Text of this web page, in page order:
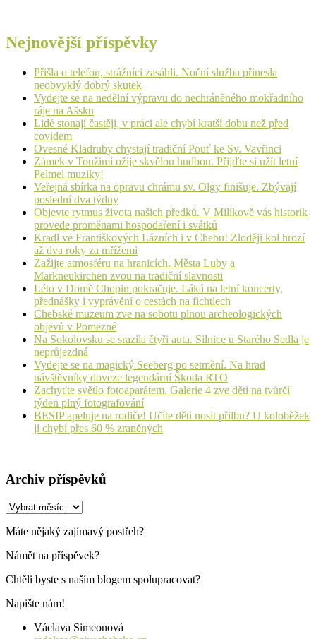
Nejnovější příspěvky
Přišla o telefon, strážníci zasáhli. Noční služba přinesla
neobvyklý dobrý skutek
Vydejte se na nedělní výpravu do nechráněného mokřadního
ráje na Ašsku
Lidé stonají častěji, v práci ale chybí kratší dobu než před
covidem
Ovesné Kladruby chystají tradiční Pouť ke Sv. Vavřinci
Zámek v Toužimi ožije skvělou hudbou. Přijďte si užít letní
Pelmel muziky!
Veřejná sbírka na opravu chrámu sv. Olgy finišuje. Zbývají
poslední dva týdny
Objevte rytmus života našich předků. V Milíkově vás historik
provede proměnami hospodaření i svátků
Kradl ve Františkových Lázních i v Chebu! Zloději kol hrozí
až dva roky za mřížemi
Zažijte atmosféru na hranicích. Města Luby a
Markneukirchen zvou na tradiční slavnosti
Léto v Domě Chopin pokračuje. Láká na letní koncerty,
přednášky i vyprávění o cestách na fichtlech
Chebské muzeum zve na sobotu plnou archeologických
objevů v Pomezné
Na Sokolovsku se srazila čtyři auta. Silnice u Starého Sedla je
neprůjezdná
Vydejte se na magický Seeberg po setmění. Na hrad
návštěvníky doveze legendární Škoda RTO
Zachyťte světlo fotoaparátem. Galerie 4 zve děti na tvůrčí
týden plný fotografování
BESIP apeluje na rodiče! Učíte děti nosit přilbu? U koloběžek
jí chybí přes 60 % zraněných
Archiv příspěvků
Archiv
Máte nějaký zajímavý postřeh?
Námět na příspěvek?
Chtěli byste s naším blogem spolupracovat?
Napište nám!
Václava Simeonová